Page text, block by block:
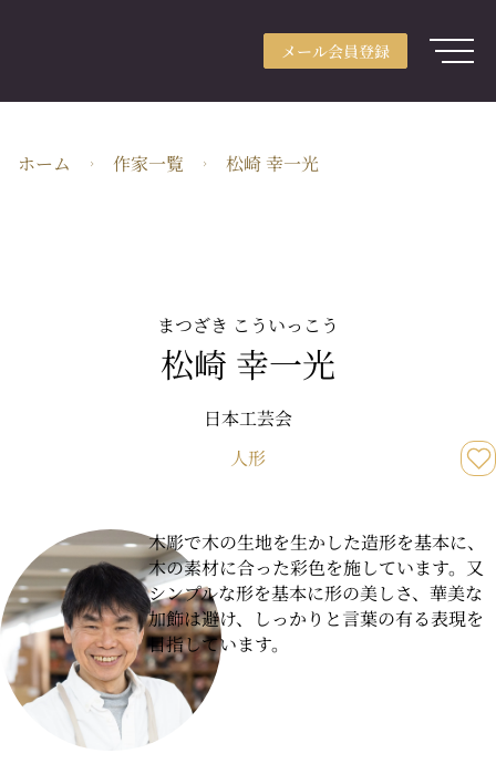
メール会員登録
用途別検索
ARTerraceとは プライバシーポリシー
ホーム 作家一覧 松崎 幸一光
まつざき こういっこう
松崎 幸一光
日本工芸会
人形
木彫で木の生地を生かした造形を基本に、
木の素材に合った彩色を施しています。又
シンプルな形を基本に形の美しさ、華美な
加飾は避け、しっかりと言葉の有る表現を
目指しています。